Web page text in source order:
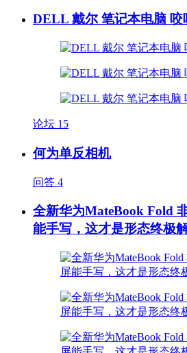
DELL 戴尔 笔记本电脑 咬
论坛 15
何为单反相机
问答 4
全新华为MateBook Fold
能手写，这才是形态终极